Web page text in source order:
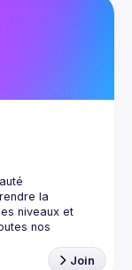
la
niveaux et
nos
Join